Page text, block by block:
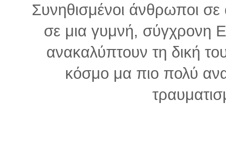
Συνηθισμένοι άνθρωποι σε
σε μια γυμνή, σύγχρονη
ανακαλύπτουν τη δική
κόσμο μα πιο πολύ